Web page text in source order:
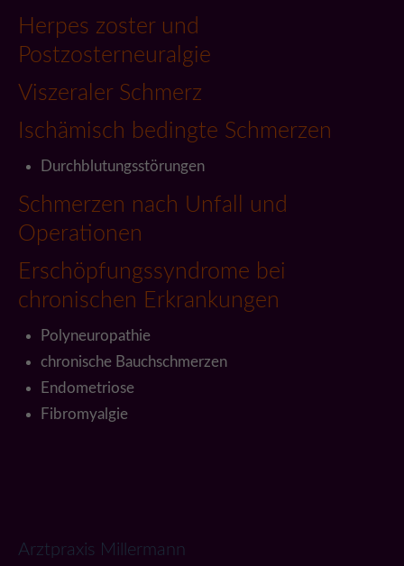
Herpes zoster und
Postzosterneuralgie
Viszeraler Schmerz
Ischämisch bedingte Schmerzen
Durchblutungsstörungen
Schmerzen nach Unfall und
Operationen
Erschöpfungssyndrome bei
chronischen Erkrankungen
Polyneuropathie
chronische Bauchschmerzen
Endometriose
Fibromyalgie
Arztpraxis Millermann